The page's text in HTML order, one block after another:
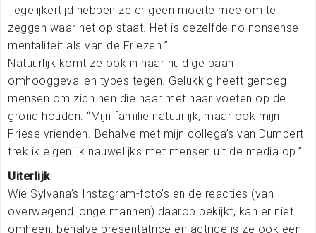
Tegelijkertijd hebben ze er geen moeite mee om te
zeggen waar het op staat. Het is dezelfde no nonsense-
mentaliteit als van de Friezen.”
Natuurlijk komt ze ook in haar huidige baan
omhooggevallen types tegen. Gelukkig heeft genoeg
mensen om zich hen die haar met haar voeten op de
grond houden. “Mijn familie natuurlijk, maar ook mijn
Friese vrienden. Behalve met mijn collega’s van Dumpert
trek ik eigenlijk nauwelijks met mensen uit de media op.”
Uiterlijk
Wie Sylvana’s Instagram-foto’s en de reacties (van
overwegend jonge mannen) daarop bekijkt, kan er niet
omheen: behalve presentatrice en actrice is ze ook een